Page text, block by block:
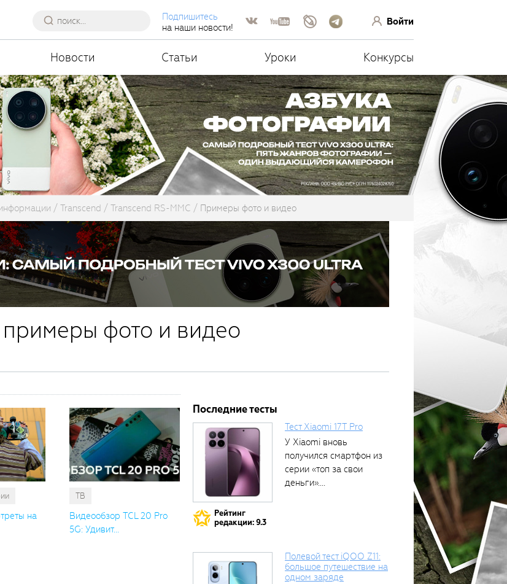
Подпишитесь
на наши новости!
Войти
Новости Статьи Уроки Конкурсы
Transcend Transcend RS-MMC Примеры фото и видео
фото и видео
на
ТВ
Видеообзор TCL 20 Pro
5G: Удивит...
Последние тесты
Рейтинг
редакции: 9.3
Тест Xiaomi 17T Pro
У Xiaomi вновь
получился смартфон из
серии «топ за свои
деньги»....
Полевой тест iQOO Z11:
большое путешествие на
одном заряде